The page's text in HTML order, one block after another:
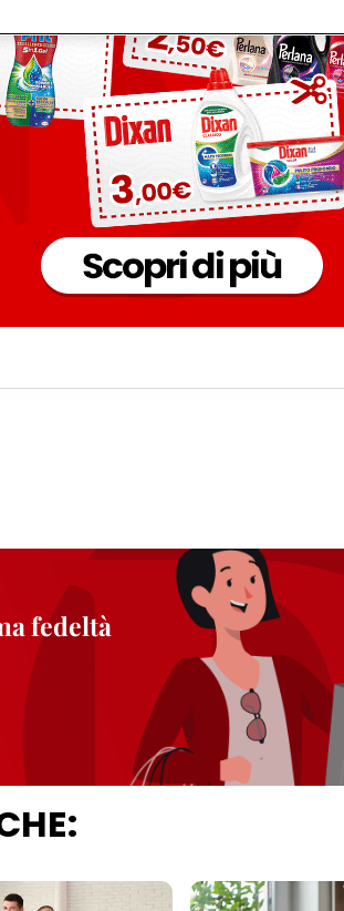
fedeltà
e altri media (di terzi) tramite i dispositivi assegnati
delle campagne pubblicitarie.
sul trattamento dei tuoi dati nella nostra
"Cookie, Pixel, Impronte digitali e tecnologie
il futuro disabilitando i cookie sul nostro sito web
ulteriori informazioni sui cookie utilizzati su questo
le informazioni dettagliate su ciascun cookie
maggiori informazioni sul trattamento dei tuoi
menzionati. Cliccando su "Accetta tutto", acconsenti
sopra indicate. Se fai clic su "Rifiuta", verranno